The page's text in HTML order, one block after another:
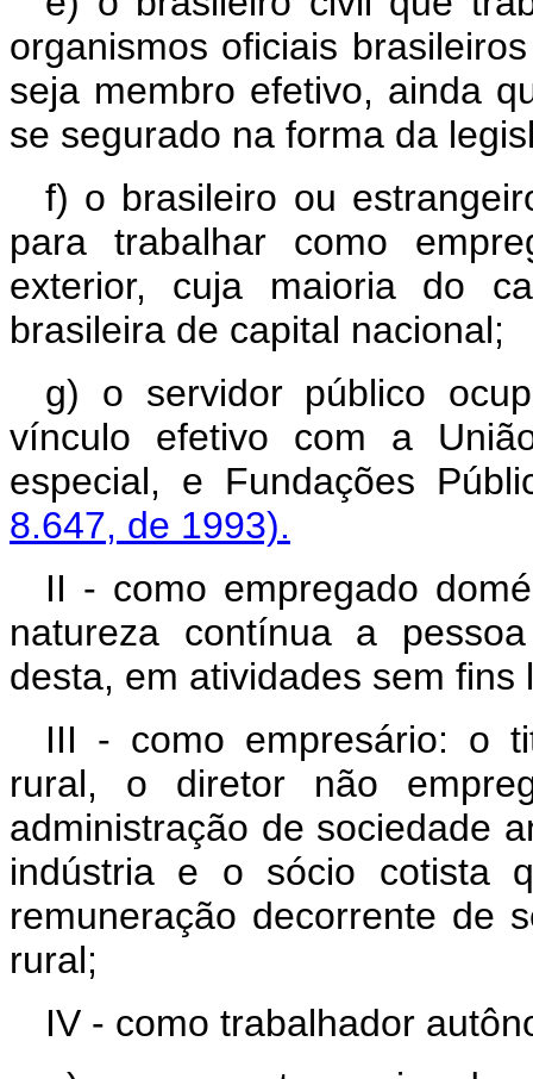
organismos oficiais
seja membro efetivo, ainda
se segurado na forma da
f) o brasileiro ou
para trabalhar como
exterior, cuja maioria do
brasileira de capital nacional;
g) o servidor público
vínculo efetivo com a
especial, e Fundações
8.647, de 1993).
II - como empregado
natureza contínua a
desta, em atividades sem fins
III - como empresário: o
rural, o diretor não
administração de sociedade
indústria e o sócio cotista
remuneração decorrente de
rural;
IV - como trabalhador